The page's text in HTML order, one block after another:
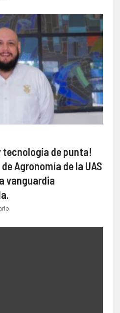
tecnología de punta!
Agronomía de la UAS
vanguardia